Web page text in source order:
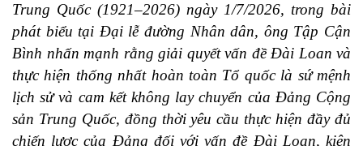
Trung Quốc (1921–2026) ngày 1/7/2026, trong bài
phát biểu tại Đại lễ đường Nhân dân, ông Tập Cận
Bình nhấn mạnh rằng giải quyết vấn đề Đài Loan và
thực hiện thống nhất hoàn toàn Tổ quốc là sứ mệnh
lịch sử và cam kết không lay chuyển của Đảng Cộng
sản Trung Quốc, đồng thời yêu cầu thực hiện đầy đủ
chiến lược của Đảng đối với vấn đề Đài Loan, kiên